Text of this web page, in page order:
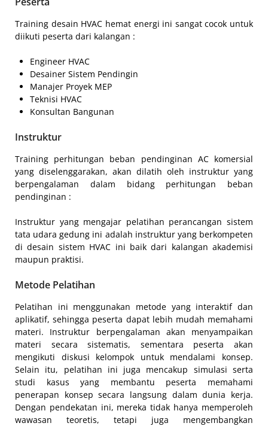
Training desain HVAC hemat energi ini sangat cocok untuk
diikuti peserta dari kalangan :
Engineer HVAC
Desainer Sistem Pendingin
Manajer Proyek MEP
Teknisi HVAC
Konsultan Bangunan
Instruktur
Training perhitungan beban pendinginan AC komersial
yang diselenggarakan, akan dilatih oleh instruktur yang
berpengalaman dalam bidang perhitungan beban
pendinginan :
Instruktur yang mengajar pelatihan perancangan sistem
tata udara gedung ini adalah instruktur yang berkompeten
di desain sistem HVAC ini baik dari kalangan akademisi
maupun praktisi.
Metode Pelatihan
Pelatihan ini menggunakan metode yang interaktif dan
aplikatif, sehingga peserta dapat lebih mudah memahami
materi. Instruktur berpengalaman akan menyampaikan
materi secara sistematis, sementara peserta akan
mengikuti diskusi kelompok untuk mendalami konsep.
Selain itu, pelatihan ini juga mencakup simulasi serta
studi kasus yang membantu peserta memahami
penerapan konsep secara langsung dalam dunia kerja.
Dengan pendekatan ini, mereka tidak hanya memperoleh
wawasan teoretis, tetapi juga mengembangkan